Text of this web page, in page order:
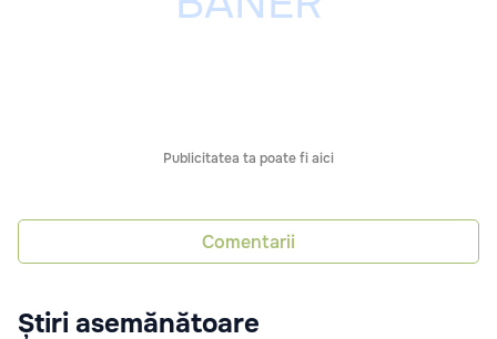
Publicitatea ta poate fi aici
Comentarii
Știri asemănătoare